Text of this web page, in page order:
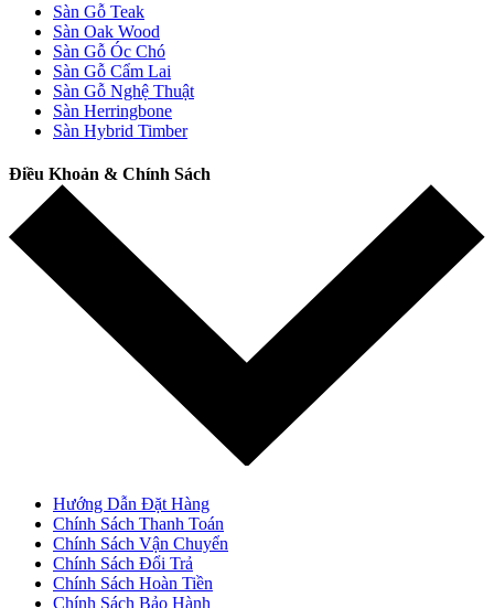
Sàn Gỗ Teak
Sàn Oak Wood
Sàn Gỗ Óc Chó
Sàn Gỗ Cẩm Lai
Sàn Gỗ Nghệ Thuật
Sàn Herringbone
Sàn Hybrid Timber
Điều Khoản & Chính Sách
Hướng Dẫn Đặt Hàng
Chính Sách Thanh Toán
Chính Sách Vận Chuyển
Chính Sách Đổi Trả
Chính Sách Hoàn Tiền
Chính Sách Bảo Hành